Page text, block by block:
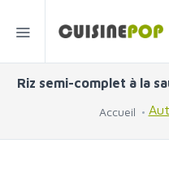
Riz semi-complet à la
Accueil